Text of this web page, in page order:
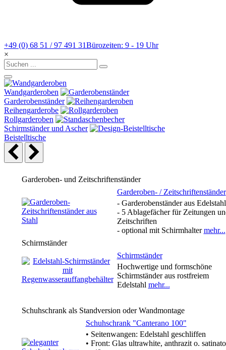
+49 (0) 68 51 / 97 491 31Bürozeiten: 9 - 19 Uhr
×
Wandgarderoben
Garderobenständer
Reihengarderobe
Rollgarderoben
Schirmständer und Ascher
Beistelltische
Garderoben- und Zeitschriftenständer
Garderoben- / Zeitschriftenständer
- Garderobenständer aus Edelstahl
- 5 Ablagefächer für Zeitungen
Zeitschriften
- optional mit Schirmhaltermehr...
Schirmständer
Schirmständer
Hochwertige und formschöne
Schirmständer aus rostfreiem
Edelstahl mehr...
Schuhschrank als Standversion oder Wandmontage
Schuhschrank "Canterano 100"
• Seitenwangen: Edelstahl geschliffen
• Front: Glas ultrawhite, anthrazit o. satinato